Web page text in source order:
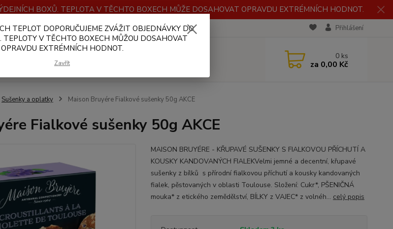
BOXŮ. TEPLOTA V TĚCHTO BOXECH MŮŽE DOSAHOVAT OPRAVDU EXTRÉMNÍCH HODNOT.
PLATBA A DOPRAVA VELKOOBCHOD RECENZE Přihlášení
Hledat 0 ks
za 0,00 Kč
Sušenky a oplatky Maison Bruyére Fialkové sušenky 50g AKCE
Fialkové sušenky 50g AKCE
MAISON BRUYÉRE - KŘUPAVÉ SUŠENKY S FIALKOVOU PŘÍCHUTÍ A
KOUSKY KANDOVANÝCH FIALEKVelmi jemné a decentní, křupavé
sušenky z bílků s přírodní fialkovou příchutí a kousky kandovaných
fialek, pěstovaných v oblasti Toulouse. Složení: Cukr*, PŠENIČNÁ
mouka* z etického zemědělství, BÍLKY z VAJEC* z volnéh... celý popis
TEPLOT DOPORUČUJEME ZVÁŽIT OBJEDNÁVKY DO
TEPLOTY V TĚCHTO BOXECH MŮŽOU DOSAHOVAT
OPRAVDU EXTRÉMNÍCH HODNOT.
Zavřít